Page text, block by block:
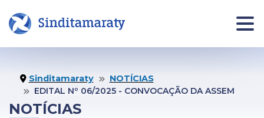
INÍCIO NOTÍCIAS
NOTÍCIAS
Sinditamaraty
NOTÍCIAS
EDITAL Nº 06/2025 - CONVOCAÇÃO DA ASSEMBLEIA GERAL EXTRAORDINÁRIA